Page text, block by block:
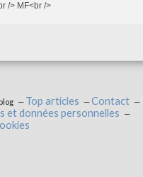
/> MF<br />
Top articles
Contact
et données personnelles